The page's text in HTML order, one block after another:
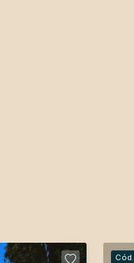
Cód.